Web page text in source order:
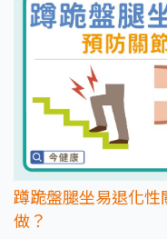
蹲跪盤腿坐易退化
做？